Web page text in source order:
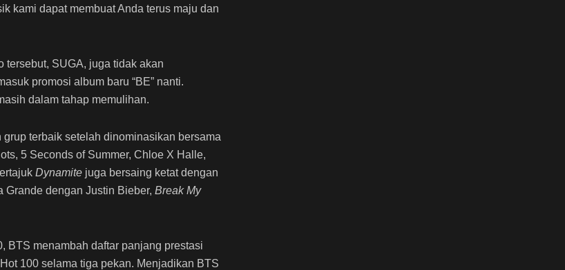
kami dapat membuat Anda terus maju dan
tersebut, SUGA, juga tidak akan
promosi album baru “BE” nanti.
dalam tahap memulihan.
terbaik setelah dinominasikan bersama
5 Seconds of Summer, Chloe X Halle,
Dynamite juga bersaing ketat dengan
Grande dengan Justin Bieber, Break My
BTS menambah daftar panjang prestasi
100 selama tiga pekan. Menjadikan BTS